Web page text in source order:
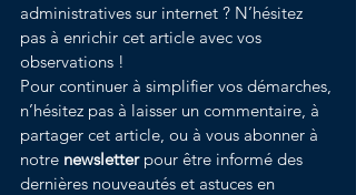
administratives sur internet ? N’hésitez
pas à enrichir cet article avec vos
observations !
Pour continuer à simplifier vos démarches,
n’hésitez pas à laisser un commentaire, à
partager cet article, ou à vous abonner à
notre newsletter pour être informé des
dernières nouveautés et astuces en